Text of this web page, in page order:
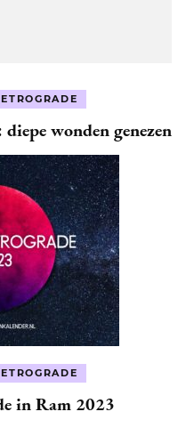
wonden genezen
in Ram 2023